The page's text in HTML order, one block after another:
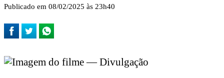
Publicado em 08/02/2025 às 23h40